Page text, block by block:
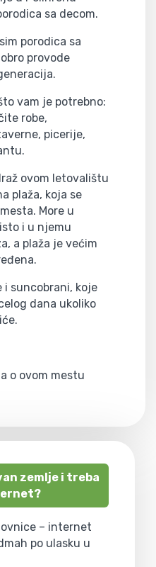
sa decom.
porodica sa
provode
vam je potrebno:
robe,
picerije,
ovom letovalištu
plaža, koja se
More u
i u njemu
a plaža je većim
i suncobrani, koje
dana ukoliko
o ovom mestu
zemlje i treba
– internet
po ulasku u